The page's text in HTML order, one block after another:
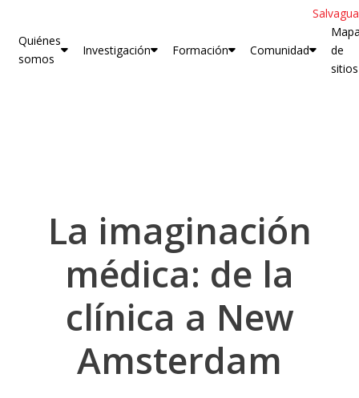
Quiénes
somos
Investigación Formación Comunidad
de
sitios
La imaginación
médica: de la
clínica a New
Amsterdam